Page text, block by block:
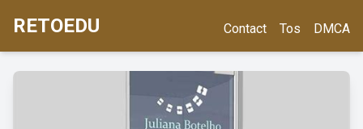
RETOEDU Contact Tos DMCA